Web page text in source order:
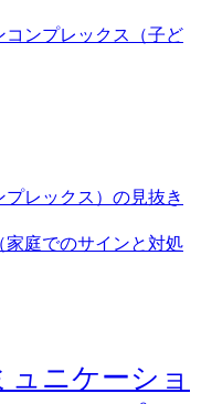
ンプレックス（子ど
レックス）の見抜き
家庭でのサインと対処
ュニケーショ